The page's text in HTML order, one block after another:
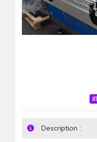
#
Description :